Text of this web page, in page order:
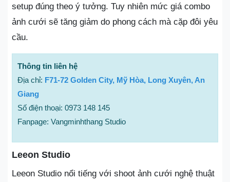
setup đúng theo ý tưởng. Tuy nhiên mức giá combo
ảnh cưới sẽ tăng giảm do phong cách mà cặp đôi yêu
cầu.
Thông tin liên hệ
Địa chỉ: F71-72 Golden City, Mỹ Hòa, Long Xuyên, An
Giang
Số điện thoại: 0973 148 145
Fanpage: Vangminhthang Studio
Leeon Studio
Leeon Studio nổi tiếng với shoot ảnh cưới nghệ thuật